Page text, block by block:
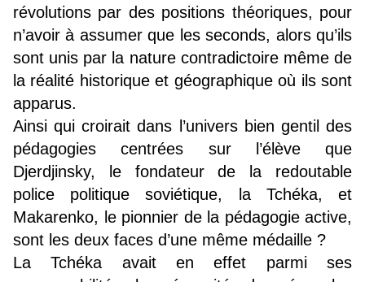
révolutions par des positions théoriques, pour
n’avoir à assumer que les seconds, alors qu’ils
sont unis par la nature contradictoire même de
la réalité historique et géographique où ils sont
apparus.
Ainsi qui croirait dans l’univers bien gentil des
pédagogies centrées sur l’élève que
Djerdjinsky, le fondateur de la redoutable
police politique soviétique, la Tchéka, et
Makarenko, le pionnier de la pédagogie active,
sont les deux faces d’une même médaille ?
La Tchéka avait en effet parmi ses